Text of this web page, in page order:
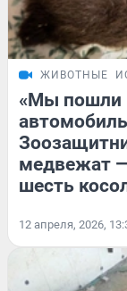
ЖИВОТНЫЕ
«Мы пошли
медвежат
шесть
12 апреля, 2026,